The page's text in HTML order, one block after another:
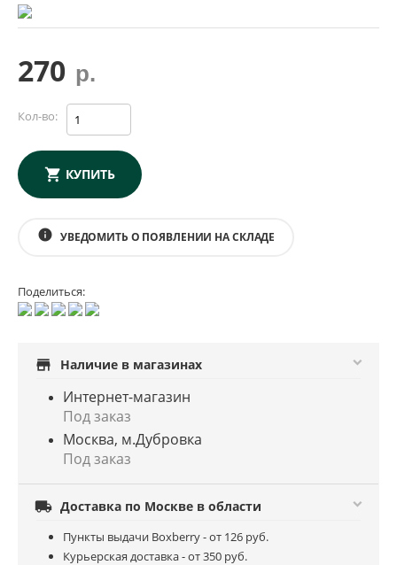
270 р.
Кол-во:
КУПИТЬ
info УВЕДОМИТЬ О ПОЯВЛЕНИИ НА СКЛАДЕ
Поделиться:
store Наличие в магазинах
Интернет-магазин
Под заказ
Москва, м.Дубровка
Под заказ
 Доставка по Москве в области
Пункты выдачи Boxberry - от 126 руб.
Курьерская доставка - от 350 руб.